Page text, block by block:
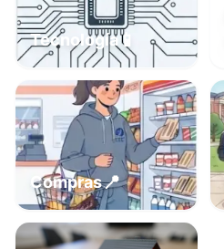
Tecnología📱
Compras📍